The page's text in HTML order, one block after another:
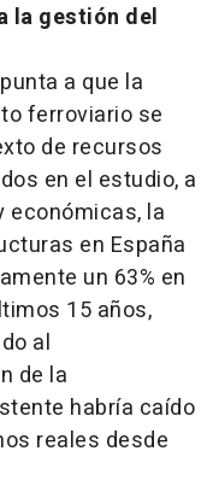
la gestión del
a que la
ferroviario se
de recursos
en el estudio, a
la
en España
un 63% en
15 años,
al
de la
habría caído
reales desde